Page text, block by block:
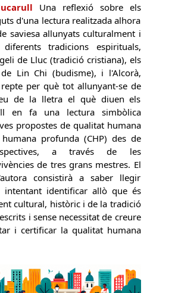
Una reflexió sobre els
d'una lectura realitzada alhora
saviesa allunyats culturalment i
tradicions espirituals,
de Lluc (tradició cristiana), els
de Lin Chi (budisme), i l'Alcorà,
per què tot allunyant-se de
de la lletra el què diuen els
en fa una lectura simbòlica
propostes de qualitat humana
profunda (CHP) des de
a través de les
de tres grans mestres. El
consistirà a saber llegir
intentant identificar allò que és
cultural, històric i de la tradició
i sense necessitat de creure
i certificar la qualitat humana